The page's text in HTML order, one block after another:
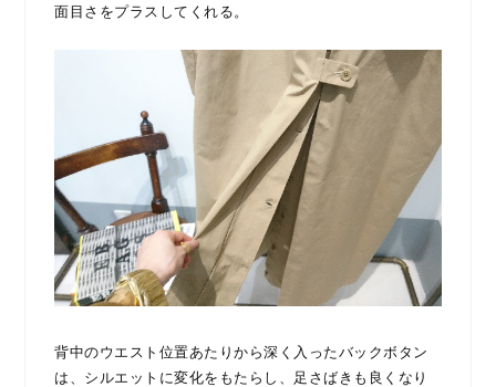
面目さをプラスしてくれる。
背中のウエスト位置あたりから深く入ったバックボタン
は、シルエットに変化をもたらし、足さばきも良くなり